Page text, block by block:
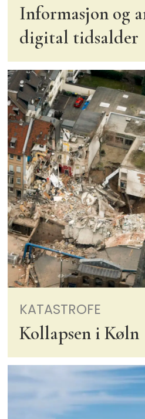
Informasjon og
digital tidsalder
KATASTROFE
Kollapsen i Køln